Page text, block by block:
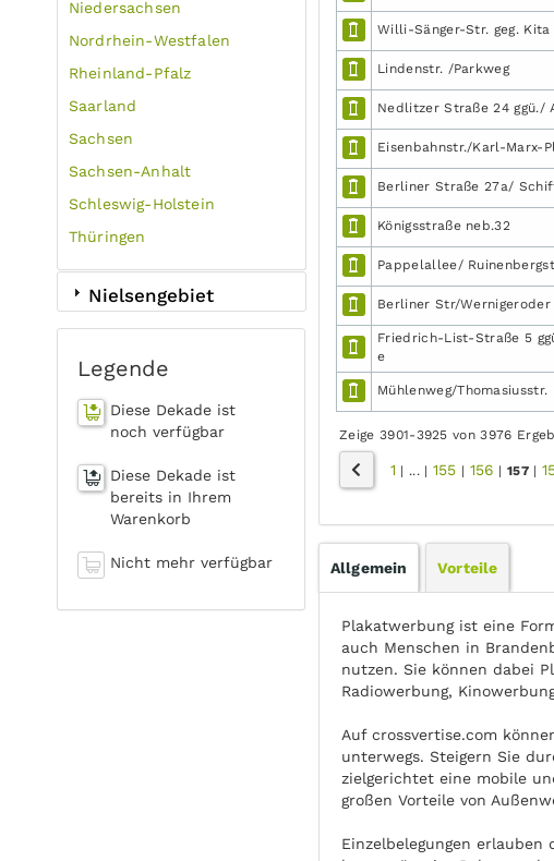
Niedersachsen
Nordrhein-Westfalen
Rheinland-Pfalz
Saarland
Sachsen
Sachsen-Anhalt
Schleswig-Holstein
Thüringen
Nielsengebiet
Legende
Diese Dekade ist
noch verfügbar
Diese Dekade ist
bereits in Ihrem
Warenkorb
Nicht mehr verfügbar
Willi-Sänger-Str. geg. Kita
Lindenstr. /Parkweg
Nedlitzer Straße 24 ggü./
Eisenbahnstr./Karl-Marx-
Berliner Straße 27a/
Königsstraße neb.32
Pappelallee/
Berliner Str/
Friedrich-List-Straße 5
e
Mühlenweg/Thomasiusstr.
Zeige 3901-3925 von 3976
1 | ... |155 | 156 | 157|
Allgemein Vorteile
Plakatwerbung ist eine
auch Menschen in
nutzen. Sie können dabei
Radiowerbung,
Auf crossvertise.com
unterwegs. Steigern Sie
zielgerichtet eine mobile
großen Vorteile von
Einzelbelegungen erlauben